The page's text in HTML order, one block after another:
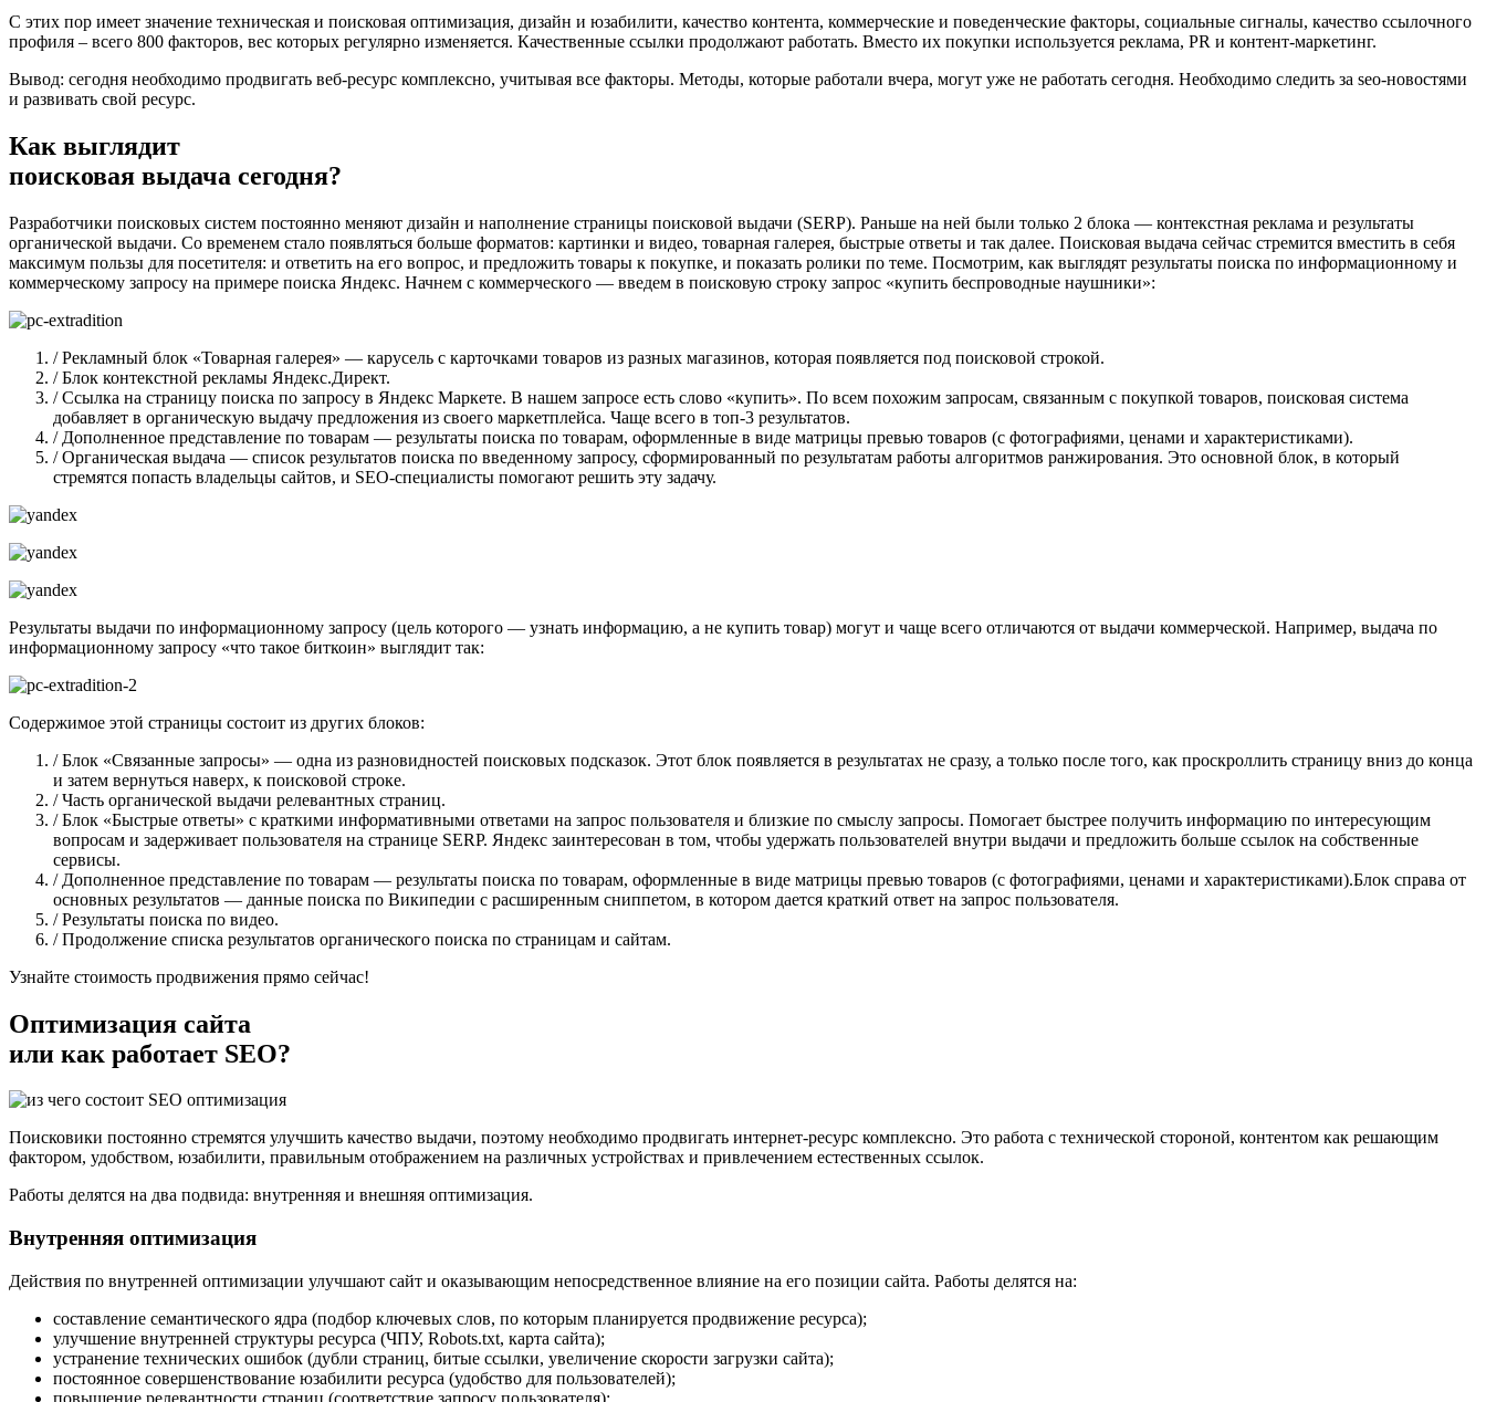
С этих пор имеет значение техническая и поисковая оптимизация, дизайн и юзабилити, качество контента, коммерческие и поведенческие факторы, социальные сигналы, качество ссылочного
профиля – всего 800 факторов, вес которых регулярно изменяется. Качественные ссылки продолжают работать. Вместо их покупки используется реклама, PR и контент-маркетинг.
Вывод: сегодня необходимо продвигать веб-ресурс комплексно, учитывая все факторы. Методы, которые работали вчера, могут уже не работать сегодня. Необходимо следить за seo-новостями
и развивать свой ресурс.
Как выглядит
поисковая выдача сегодня?
Разработчики поисковых систем постоянно меняют дизайн и наполнение страницы поисковой выдачи (SERP). Раньше на ней были только 2 блока — контекстная реклама и результаты
органической выдачи. Со временем стало появляться больше форматов: картинки и видео, товарная галерея, быстрые ответы и так далее. Поисковая выдача сейчас стремится вместить в себя
максимум пользы для посетителя: и ответить на его вопрос, и предложить товары к покупке, и показать ролики по теме. Посмотрим, как выглядят результаты поиска по информационному и
коммерческому запросу на примере поиска Яндекс. Начнем с коммерческого — введем в поисковую строку запрос «купить беспроводные наушники»:
/ Рекламный блок «Товарная галерея» — карусель с карточками товаров из разных магазинов, которая появляется под поисковой строкой.
/ Блок контекстной рекламы Яндекс.Директ.
/ Ссылка на страницу поиска по запросу в Яндекс Маркете. В нашем запросе есть слово «купить». По всем похожим запросам, связанным с покупкой товаров, поисковая система
добавляет в органическую выдачу предложения из своего маркетплейса. Чаще всего в топ-3 результатов.
/ Дополненное представление по товарам — результаты поиска по товарам, оформленные в виде матрицы превью товаров (с фотографиями, ценами и характеристиками).
/ Органическая выдача — список результатов поиска по введенному запросу, сформированный по результатам работы алгоритмов ранжирования. Это основной блок, в который
стремятся попасть владельцы сайтов, и SEO-специалисты помогают решить эту задачу.
Результаты выдачи по информационному запросу (цель которого — узнать информацию, а не купить товар) могут и чаще всего отличаются от выдачи коммерческой. Например, выдача по
информационному запросу «что такое биткоин» выглядит так:
Содержимое этой страницы состоит из других блоков:
/ Блок «Связанные запросы» — одна из разновидностей поисковых подсказок. Этот блок появляется в результатах не сразу, а только после того, как проскроллить страницу вниз до конца
и затем вернуться наверх, к поисковой строке.
/ Часть органической выдачи релевантных страниц.
/ Блок «Быстрые ответы» с краткими информативными ответами на запрос пользователя и близкие по смыслу запросы. Помогает быстрее получить информацию по интересующим
вопросам и задерживает пользователя на странице SERP. Яндекс заинтересован в том, чтобы удержать пользователей внутри выдачи и предложить больше ссылок на собственные
сервисы.
/ Дополненное представление по товарам — результаты поиска по товарам, оформленные в виде матрицы превью товаров (с фотографиями, ценами и характеристиками).Блок справа от
основных результатов — данные поиска по Википедии с расширенным сниппетом, в котором дается краткий ответ на запрос пользователя.
/ Результаты поиска по видео.
/ Продолжение списка результатов органического поиска по страницам и сайтам.
Узнайте стоимость продвижения прямо сейчас!
Оптимизация сайта
или как работает SEO?
Поисковики постоянно стремятся улучшить качество выдачи, поэтому необходимо продвигать интернет-ресурс комплексно. Это работа с технической стороной, контентом как решающим
фактором, удобством, юзабилити, правильным отображением на различных устройствах и привлечением естественных ссылок.
Работы делятся на два подвида: внутренняя и внешняя оптимизация.
Внутренняя оптимизация
Действия по внутренней оптимизации улучшают сайт и оказывающим непосредственное влияние на его позиции сайта. Работы делятся на:
составление семантического ядра (подбор ключевых слов, по которым планируется продвижение ресурса);
улучшение внутренней структуры ресурса (ЧПУ, Robots.txt, карта сайта);
устранение технических ошибок (дубли страниц, битые ссылки, увеличение скорости загрузки сайта);
постоянное совершенствование юзабилити ресурса (удобство для пользователей);
повышение релевантности страниц (соответствие запросу пользователя);